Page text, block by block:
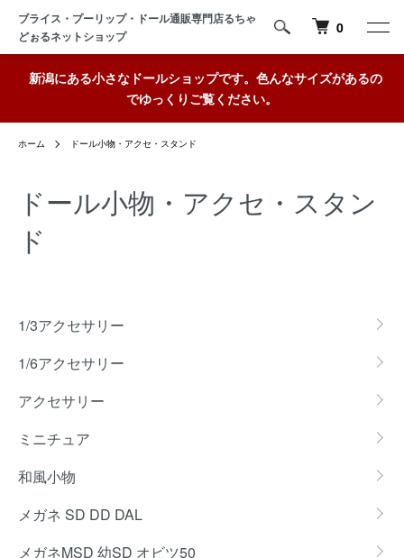
ブライス・プーリップ・ドール通販専門店るちゃ
どぉるネットショップ
0
新潟にある小さなドールショップです。色んなサイズがあるの
でゆっくりご覧ください。
ホーム ドール小物・アクセ・スタンド
ドール小物・アクセ・スタン
ド
1/3アクセサリー
1/6アクセサリー
アクセサリー
ミニチュア
和風小物
メガネ SD DD DAL
メガネMSD 幼SD オビツ50